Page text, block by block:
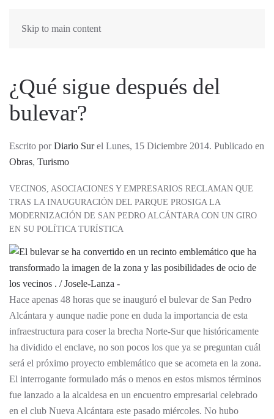
Skip to main content
¿Qué sigue después del
bulevar?
Escrito porDiario Surel Lunes, 15 Diciembre 2014. Publicado en
Obras, Turismo
VECINOS, ASOCIACIONES Y EMPRESARIOS RECLAMAN QUE
TRAS LA INAUGURACIÓN DEL PARQUE PROSIGA LA
MODERNIZACIÓN DE SAN PEDRO ALCÁNTARA CON UN GIRO
EN SU POLÍTICA TURÍSTICA
Hace apenas 48 horas que se inauguró el bulevar de San Pedro
Alcántara y aunque nadie pone en duda la importancia de esta
infraestructura para coser la brecha Norte-Sur que históricamente
ha dividido el enclave, no son pocos los que ya se preguntan cuál
será el próximo proyecto emblemático que se acometa en la zona.
El interrogante formulado más o menos en estos mismos términos
fue lanzado a la alcaldesa en un encuentro empresarial celebrado
en el club Nueva Alcántara este pasado miércoles. No hubo